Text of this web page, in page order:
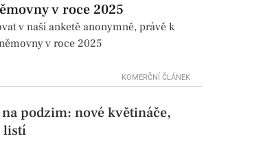
v roce 2025
v naší anketě anonymně, právě k
v roce 2025
KOMERČNÍ ČLÁNEK
podzim: nové květináče,
listí